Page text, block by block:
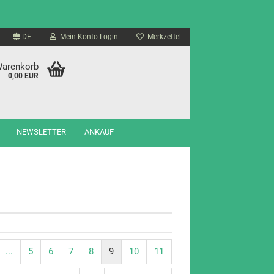
DE Mein Konto Login Merkzettel
0,00 EUR
NEWSLETTER ANKAUF
... 5 6 7 8 9 10 11